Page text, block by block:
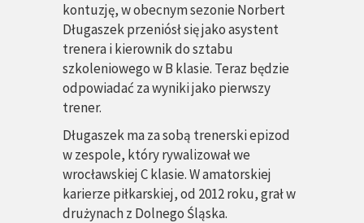
kontuzję, w obecnym sezonie Norbert
Długaszek przeniósł się jako asystent
trenera i kierownik do sztabu
szkoleniowego w B klasie. Teraz będzie
odpowiadać za wyniki jako pierwszy
trener.
Długaszek ma za sobą trenerski epizod
w zespole, który rywalizował we
wrocławskiej C klasie. W amatorskiej
karierze piłkarskiej, od 2012 roku, grał w
drużynach z Dolnego Śląska.